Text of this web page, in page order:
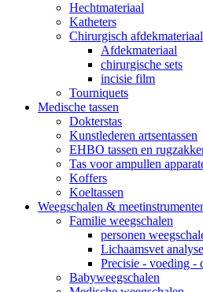
Hechtmateriaal
Katheters
Chirurgisch afdekmateriaal
Afdekmateriaal
chirurgische sets
incisie film
Tourniquets
Medische tassen
Dokterstas
Kunstlederen artsentassen
EHBO tassen en
Tas voor ampullen
Koffers
Koeltassen
Weegschalen &
Familie weegschalen
personen
Lichaamsvet
Precisie - voeding -
Babyweegschalen